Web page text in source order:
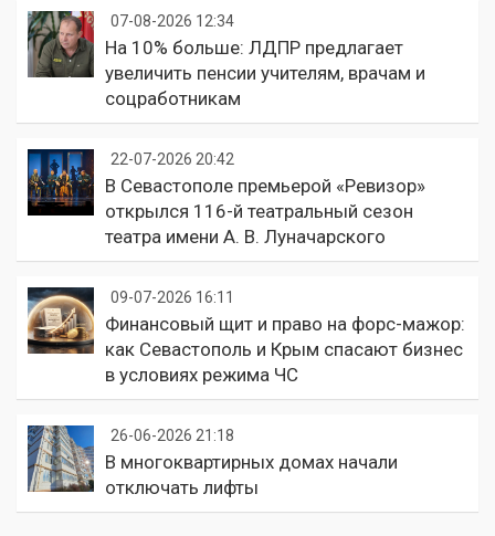
07-08-2026 12:34
На 10% больше: ЛДПР предлагает
увеличить пенсии учителям, врачам и
соцработникам
22-07-2026 20:42
В Севастополе премьерой «Ревизор»
открылся 116-й театральный сезон
театра имени А. В. Луначарского
09-07-2026 16:11
Финансовый щит и право на форс-мажор:
как Севастополь и Крым спасают бизнес
в условиях режима ЧС
26-06-2026 21:18
В многоквартирных домах начали
отключать лифты